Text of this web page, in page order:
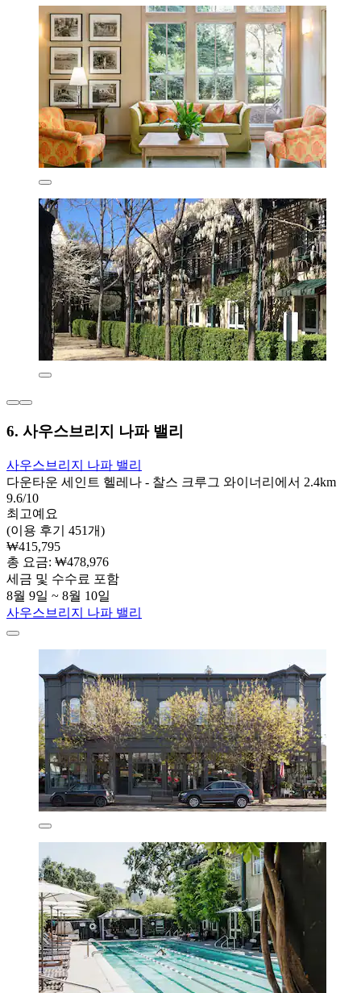
6. 사우스브리지 나파 밸리
사우스브리지 나파 밸리
다운타운 세인트 헬레나 - 찰스 크루그 와이너리에서 2.4km
9.6/10
최고예요
(이용 후기 451개)
₩415,795
총 요금: ₩478,976
세금 및 수수료 포함
8월 9일 ~ 8월 10일
사우스브리지 나파 밸리